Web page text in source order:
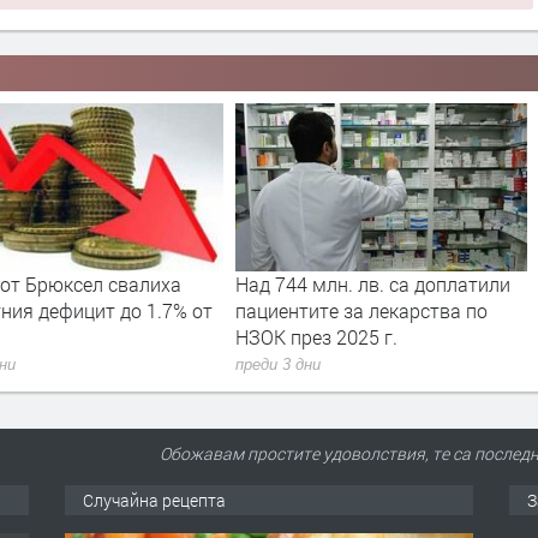
744 млн. лв. са доплатили
за лекарства по
3 дни
Вече може да се подават
за личен фалит
преди 3 дни
Обожавам простите удоволствия, те са
Случайна рецепта